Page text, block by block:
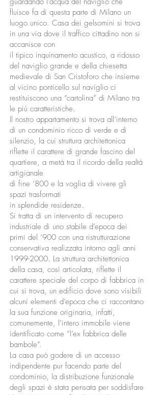
fluisce fa di questa parte di Milano un
luogo unico. Casa dei gelsomini si trova
in una via dove il traffico cittadino non si
accanisce con
il tipico inquinamento acustico, a ridosso
del naviglio grande e della chiesetta
medievale di San Cristoforo che insieme
al vicino ponticello sul naviglio ci
restituiscono una “cartolina” di Milano tra
le più caratteristiche.
Il nostro appartamento si trova all’interno
di un condominio ricco di verde e di
silenzio, la cui struttura architettonica
riflette il carattere di grande fascino del
quartiere, a metà tra il ricordo della realtà
artigianale
di fine ‘800 e la voglia di vivere gli
spazi trasformati
in splendide residenze.
Si tratta di un intervento di recupero
industriale di uno stabile d’epoca dei
primi del ‘900 con una ristrutturazione
conservativa realizzata intorno agli anni
1999-2000. La struttura architettonica
della casa, così articolata, riflette il
carattere speciale del corpo di fabbrica in
cui si trova, un edificio dove sono visibili
alcuni elementi d’epoca che ci raccontano
la sua funzione originaria, infatti,
comunemente, l’intero immobile viene
identificato come “l’ex fabbrica delle
bambole”.
La casa può godere di un accesso
indipendente pur facendo parte del
condominio, la distribuzione funzionale
degli spazi è stata pensata per soddisfare